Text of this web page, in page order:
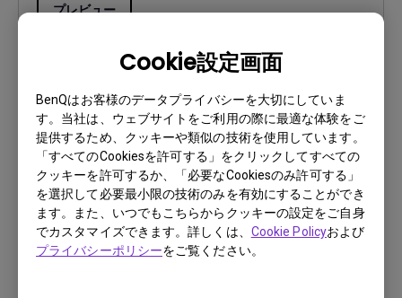
Cookie設定画面
BenQはお客様のデータプライバシーを大切にしていま
す。当社は、ウェブサイトをご利用の際に最適な体験をご
提供するため、クッキーや類似の技術を使用しています。
「すべてのCookiesを許可する」をクリックしてすべての
クッキーを許可するか、「必要なCookiesのみ許可する」
を選択して必要最小限の技術のみを有効にすることができ
ます。また、いつでもこちらからクッキーの設定をご自身
でカスタマイズできます。詳しくは、 Cookie Policyおよび
プライバシーポリシーをご覧ください。
プレビュー
ユーザーマニュアル
Japanese Resolution file
更新:2024/09/20
言語:
Japanese
ファイルサイズ:516.63 KB
バージョン: